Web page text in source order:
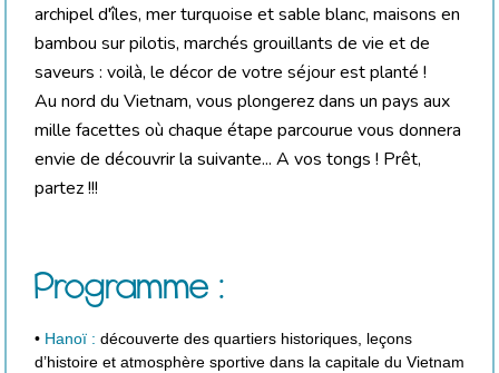
archipel d'îles, mer turquoise et sable blanc, maisons en
bambou sur pilotis, marchés grouillants de vie et de
saveurs : voilà, le décor de votre séjour est planté !
Au nord du Vietnam, vous plongerez dans un pays aux
mille facettes où chaque étape parcourue vous donnera
envie de découvrir la suivante... A vos tongs ! Prêt,
partez !!!
Programme :
• Hanoï : découverte des quartiers historiques, leçons
d’histoire et atmosphère sportive dans la capitale du Vietnam